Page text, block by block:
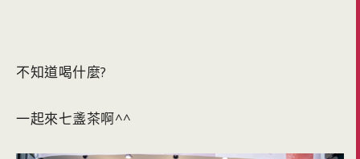
不知道喝什麼?
一起來七盞茶啊^^